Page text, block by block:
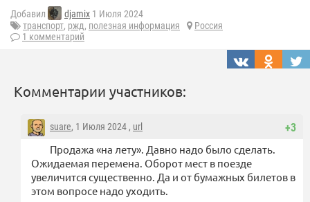
Добавил djamix 1 Июля 2024
транспорт, ржд, полезная информация
Россия
1 комментарий
Комментарии участников:
+3
suare, 1 Июля 2024 , url
Продажа «на лету». Давно надо было сделать.
Ожидаемая перемена. Оборот мест в поезде
увеличится существенно. Да и от бумажных билетов в
этом вопросе надо уходить.